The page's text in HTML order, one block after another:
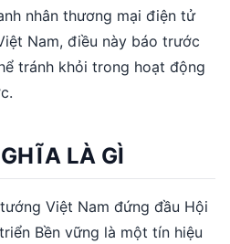
nhân thương mại điện tử
Nam, điều này báo trước
tránh khỏi trong hoạt động
LÀ GÌ
Việt Nam đứng đầu Hội
Bền vững là một tín hiệu